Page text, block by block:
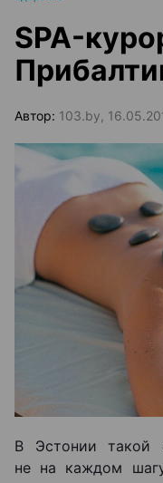
SPA-
Автор: 103.by,
В Эстонии такой
не на каждом